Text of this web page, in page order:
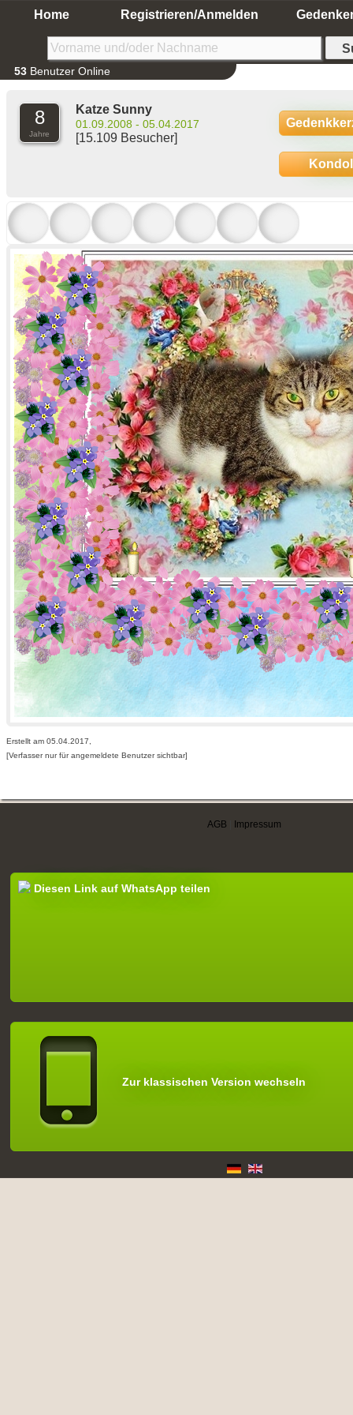
Home Registrieren/Anmelden
53 Benutzer Online
8
Jahre
Katze Sunny
01.09.2008 - 05.04.2017
[15.109 Besucher]
Erstellt am 05.04.2017,
[Verfasser nur für angemeldete Benutzer sichtbar]
AGB Impressum
Diesen Link auf WhatsApp teilen
Zur klassischen Version wechseln